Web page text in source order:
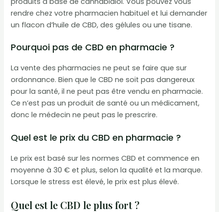
rendre chez votre pharmacien habituel et lui demander
un flacon d’huile de CBD, des gélules ou une tisane.
Pourquoi pas de CBD en pharmacie ?
La vente des pharmacies ne peut se faire que sur
ordonnance. Bien que le CBD ne soit pas dangereux
pour la santé, il ne peut pas être vendu en pharmacie.
Ce n’est pas un produit de santé ou un médicament,
donc le médecin ne peut pas le prescrire.
Quel est le prix du CBD en pharmacie ?
Le prix est basé sur les normes CBD et commence en
moyenne à 30 € et plus, selon la qualité et la marque.
Lorsque le stress est élevé, le prix est plus élevé.
Quel est le CBD le plus fort ?